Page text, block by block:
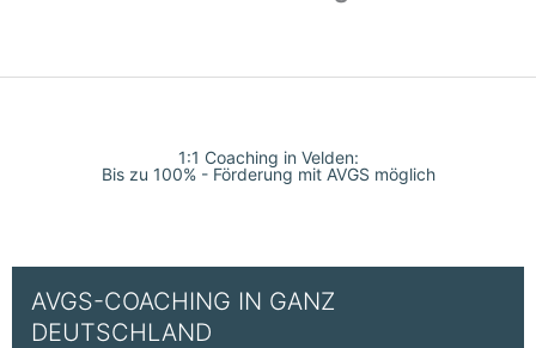
1:1 Coaching in Velden:
Bis zu 100% - Förderung mit AVGS möglich
AVGS-COACHING IN GANZ
DEUTSCHLAND